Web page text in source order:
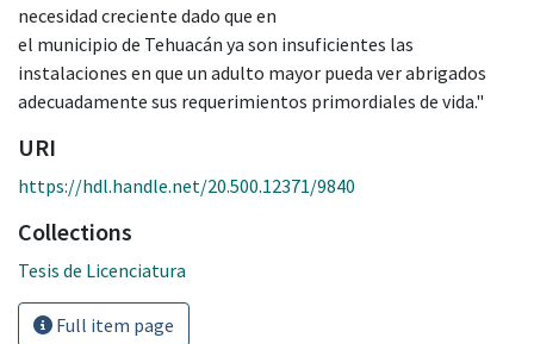
necesidad creciente dado que en
el municipio de Tehuacán ya son insuficientes las
instalaciones en que un adulto mayor pueda ver abrigados
adecuadamente sus requerimientos primordiales de vida."
URI
https://hdl.handle.net/20.500.12371/9840
Collections
Tesis de Licenciatura
Full item page